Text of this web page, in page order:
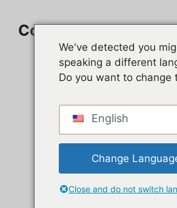
contenuComment jouer sur
We've detected you
speaking a different
Do you want to change
English
Change
Close and do not switch